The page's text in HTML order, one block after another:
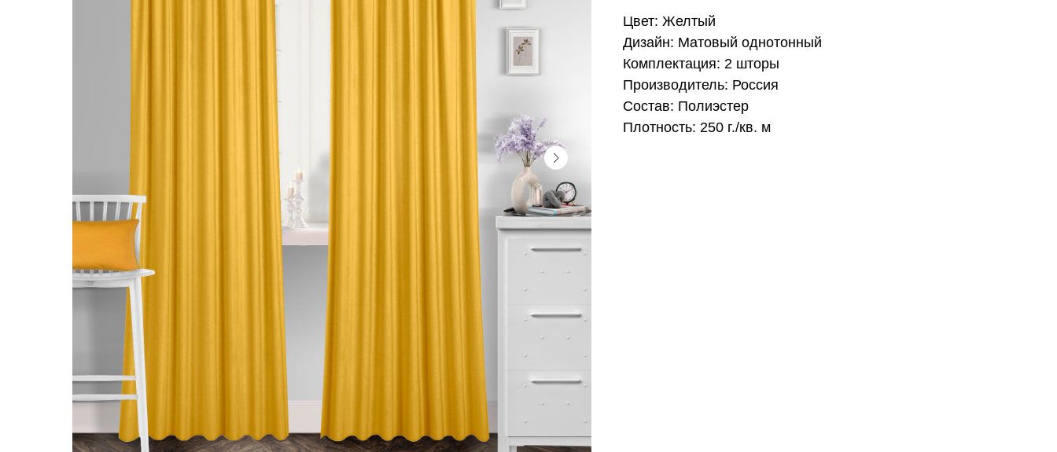
Цвет: Желтый
Дизайн: Матовый однотонный
Комплектация: 2 шторы
Производитель: Россия
Состав: Полиэстер
Плотность: 250 г./кв. м